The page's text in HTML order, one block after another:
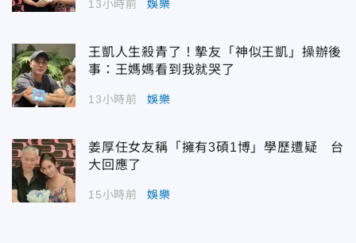
13小時前 娛樂
王凱人生殺青了！摯友「神似王凱」操辦後
事：王媽媽看到我就哭了
13小時前 娛樂
姜厚任女友稱「擁有3碩1博」學歷遭疑 台
大回應了
15小時前 娛樂